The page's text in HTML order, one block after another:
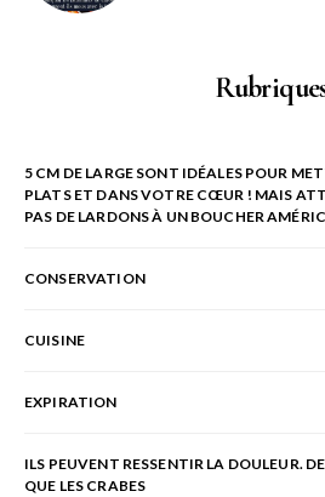
5 CM DE LARGE SONT IDÉALES POUR
PLATS ET DANS VOTRE CŒUR ! MAIS
PAS DE LARDONS À UN BOUCHER
CONSERVATION
CUISINE
EXPIRATION
ILS PEUVENT RESSENTIR LA DOULEUR.
QUE LES CRABES